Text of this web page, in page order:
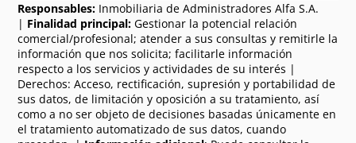
Responsables: Inmobiliaria de Administradores Alfa S.A.
| Finalidad principal: Gestionar la potencial relación
comercial/profesional; atender a sus consultas y remitirle la
información que nos solicita; facilitarle información
respecto a los servicios y actividades de su interés |
Derechos: Acceso, rectificación, supresión y portabilidad de
sus datos, de limitación y oposición a su tratamiento, así
como a no ser objeto de decisiones basadas únicamente en
el tratamiento automatizado de sus datos, cuando